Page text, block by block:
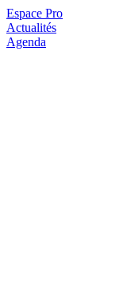
Espace Pro
Actualités
Agenda